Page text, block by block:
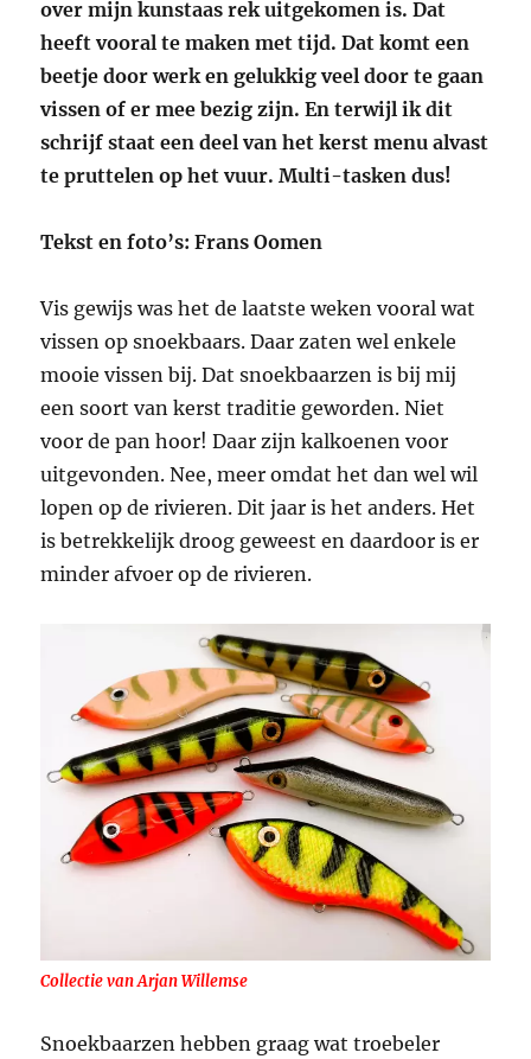
over mijn kunstaas rek uitgekomen is. Dat
heeft vooral te maken met tijd. Dat komt een
beetje door werk en gelukkig veel door te gaan
vissen of er mee bezig zijn. En terwijl ik dit
schrijf staat een deel van het kerst menu alvast
te pruttelen op het vuur. Multi-tasken dus!
Tekst en foto’s: Frans Oomen
Vis gewijs was het de laatste weken vooral wat
vissen op snoekbaars. Daar zaten wel enkele
mooie vissen bij. Dat snoekbaarzen is bij mij
een soort van kerst traditie geworden. Niet
voor de pan hoor! Daar zijn kalkoenen voor
uitgevonden. Nee, meer omdat het dan wel wil
lopen op de rivieren. Dit jaar is het anders. Het
is betrekkelijk droog geweest en daardoor is er
minder afvoer op de rivieren.
Collectie van Arjan Willemse
Snoekbaarzen hebben graag wat troebeler